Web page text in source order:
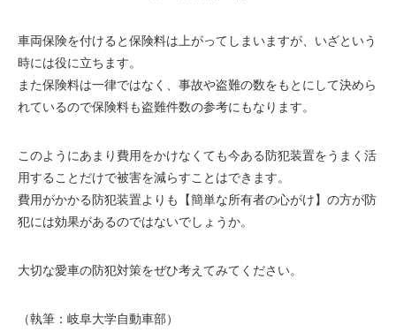
車両保険を付けると保険料は上がってしまいますが、いざという
時には役に立ちます。
また保険料は一律ではなく、事故や盗難の数をもとにして決めら
れているので保険料も盗難件数の参考にもなります。
このようにあまり費用をかけなくても今ある防犯装置をうまく活
用することだけで被害を減らすことはできます。
費用がかかる防犯装置よりも【簡単な所有者の心がけ】の方が防
犯には効果があるのではないでしょうか。
大切な愛車の防犯対策をぜひ考えてみてください。
（執筆：岐阜大学自動車部）